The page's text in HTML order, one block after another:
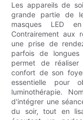
Les appareils de
grande partie de
masques LED
Contrairement aux
une prise de
parfois de longues
permet de réaliser
confort de son
essentielle pour
luminothérapie.
d'intégrer une
du soir, tout en